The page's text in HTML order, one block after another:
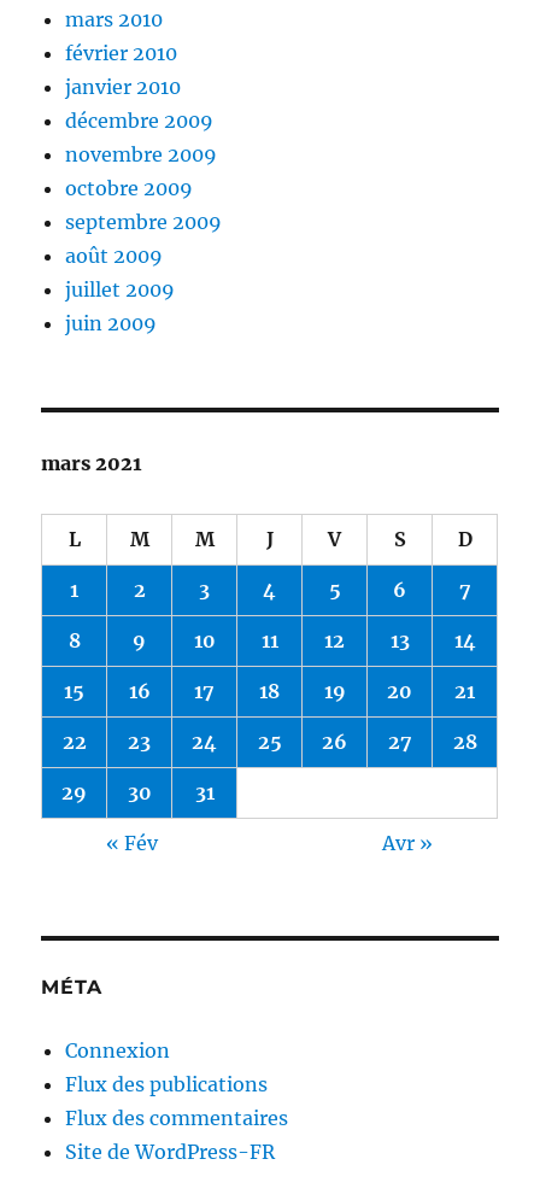
mars 2010
février 2010
janvier 2010
décembre 2009
novembre 2009
octobre 2009
septembre 2009
août 2009
juillet 2009
juin 2009
mars 2021
L M M J V S D
1 2 3 4 5 6 7
8 9 10 11 12 13 14
15 16 17 18 19 20 21
22 23 24 25 26 27 28
29 30 31
« Fév Avr »
MÉTA
Connexion
Flux des publications
Flux des commentaires
Site de WordPress-FR